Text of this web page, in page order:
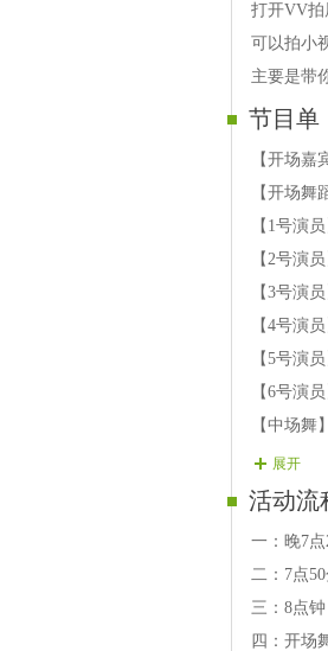
打开VV拍
可以拍小
主要是带
节目单
【开场
【开场
【1号演
【2号演
【3号演
【4号演
【5号演
【6号演
【中场
【7号演
【8号演
展开
活动流
一：晚7
二：7点
三：8点
四：开场